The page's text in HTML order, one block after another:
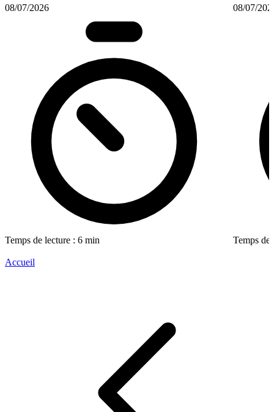
08/07/2026
Temps de lecture : 6 min
08/07/
Temps de
Accueil